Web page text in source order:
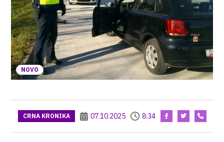
NOVO
CRNA KRONIKA 07.10.2025 8:34